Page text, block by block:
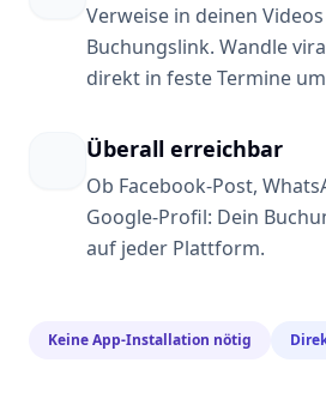
Verweise in deinen
Buchungslink. Wandle
direkt in feste Termine
Überall erreichbar
Ob Facebook-Post,
Google-Profil: Dein
auf jeder Plattform.
Keine App-Installation nötig